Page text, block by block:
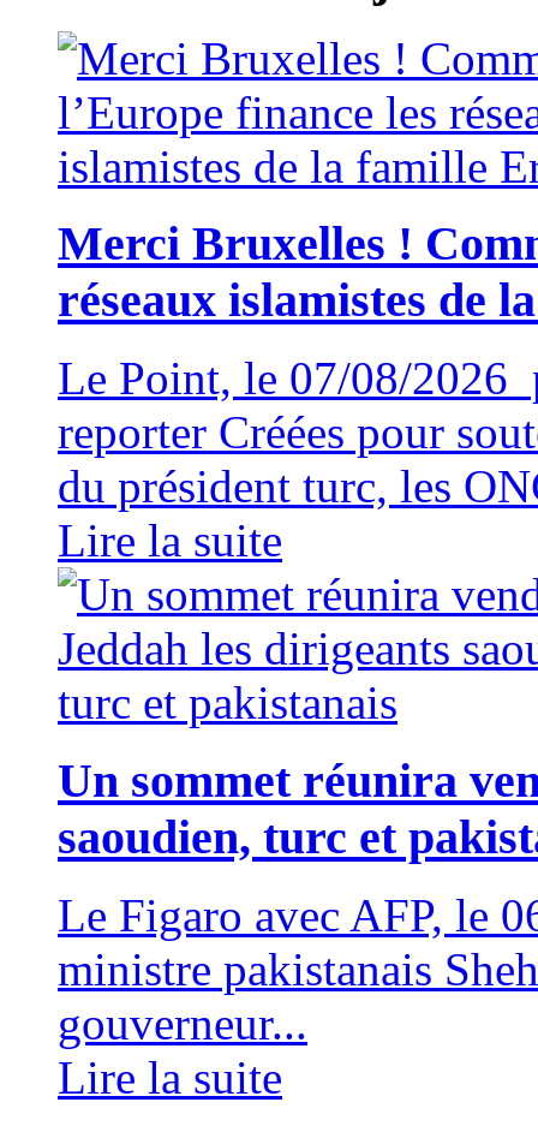
Merci Bruxelles !
réseaux islamistes de
Le Point, le 07/08/2026
reporter Créées pour
du président turc, les
Lire la suite
Un sommet réunira
saoudien, turc et
Le Figaro avec AFP,
ministre pakistanais
gouverneur...
Lire la suite